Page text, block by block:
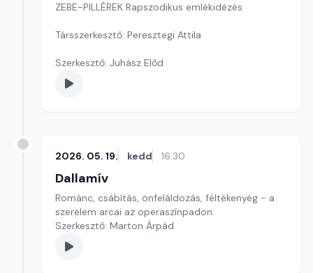
ZEBE-PILLÉREK Rapszodikus emlékidézés
Társszerkesztő: Peresztegi Attila
Szerkesztő: Juhász Előd
2026. 05. 19. kedd 16:30
Dallamív
Románc, csábítás, önfeláldozás, féltékenyég - a
szerelem arcai az operaszínpadon.
Szerkesztő: Marton Árpád